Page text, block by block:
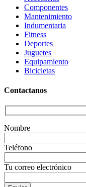
Componentes
Mantenimiento
Indumentaria
Fitness
Deportes
Juguetes
Equipamiento
Bicicletas
Contactanos
Nombre
Teléfono
Tu correo electrónico